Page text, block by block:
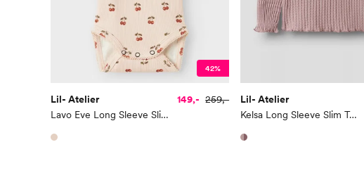
42%
Lil- Atelier
Lavo Eve Long Sleeve Slim Body
149,- 259,-
Lil- Atelier
Kelsa Long Sleeve Slim Top